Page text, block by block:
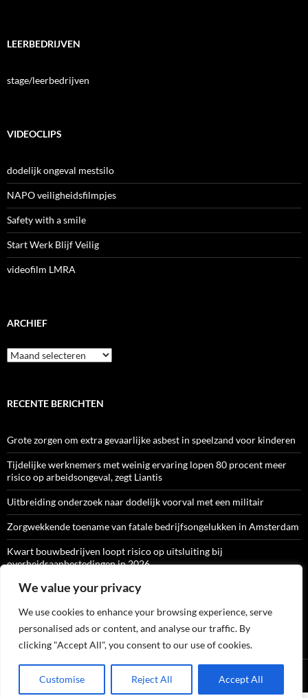
We value your privacy
We use cookies to enhance your browsing experience, serve
personalised ads or content, and analyse our traffic. By
clicking "Accept All", you consent to our use of cookies.
Customise Reject All Accept All
LEERBEDRIJVEN
stage/leerbedrijven
VIDEOCLIPS
dodelijk ongeval mestsilo
NAPO veiligheidsfilmpjes
Safety with a smile
Start Werk Blijf Veilig
videofilm LMRA
ARCHIEF
Archief
RECENTE BERICHTEN
Grote zorgen om extra gevaarlijke asbest in speelzand voor kinderen
Tijdelijke werknemers met weinig ervaring lopen 80 procent meer
risico op arbeidsongeval, zegt Liantis
Uitbreiding onderzoek naar dodelijk voorval met een militair
Zorgwekkende toename van fatale bedrijfsongelukken in Amsterdam
Kwart bouwbedrijven loopt risico op uitsluiting bij
overheidsaanbestedingen in 2026
ARBO-CATALOGI
Ondersteund door WordPress